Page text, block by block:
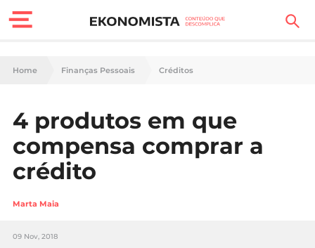
Finanças Pessoais
Carreira
Casa
Lifestyle
Sociedade
Home Finanças Pessoais Créditos
4 produtos em que
compensa comprar a
crédito
Marta Maia
09 Nov, 2018